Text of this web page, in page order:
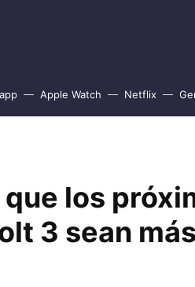
Apple Watch Netflix
los
3 sean más